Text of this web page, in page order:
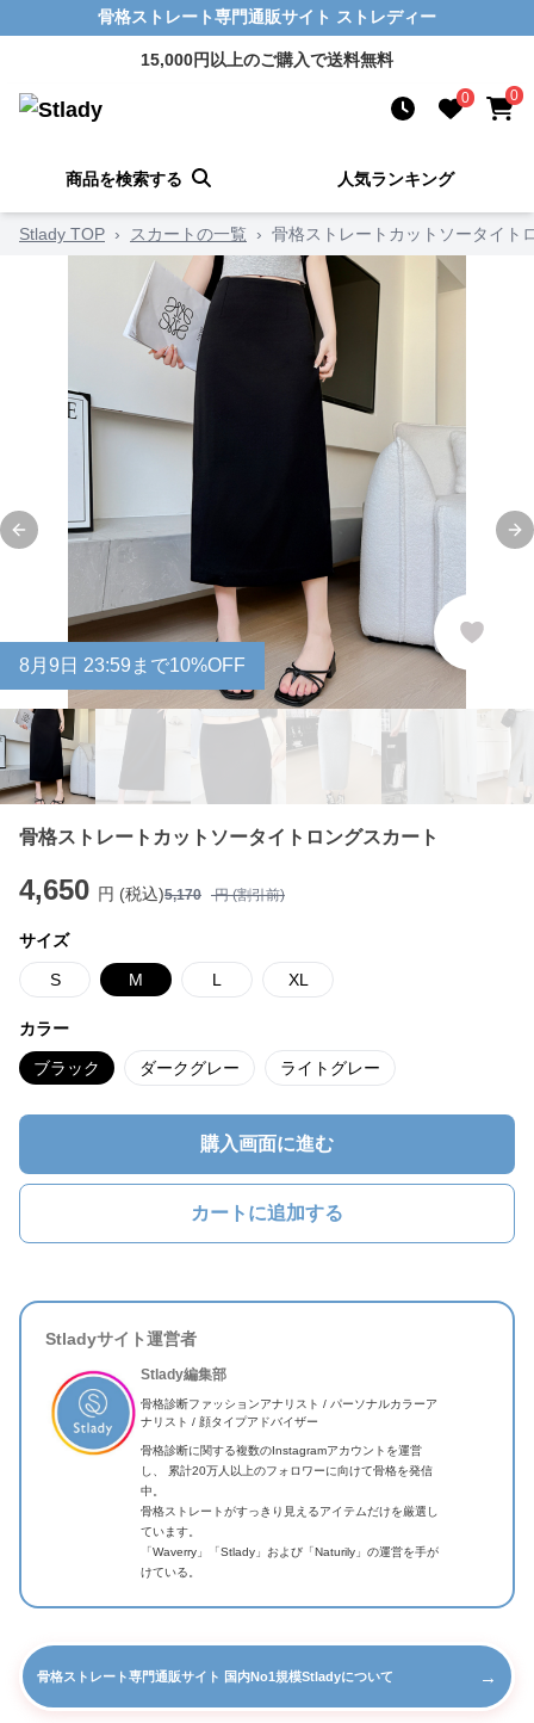
骨格ストレート専門通販サイト ストレディー
15,000円以上のご購入で送料無料
0 0
商品を検索する 人気ランキング
Stlady TOP › スカートの一覧 › 骨格ストレートカットソータイト
Previous slide
8月 9 日 23:59まで10%OFF
骨格ストレートカットソータイトロングスカート
4,650 円 (税込)5,170 円 (割引前)
サイズ
S M L XL
カラー
ブラック ダークグレー ライトグレー
購入画面に進む
カートに追加する
Stladyサイト運営者
Stlady編集部
骨格診断ファッションアナリスト / パーソナルカラーア
ナリスト / 顔タイプアドバイザー
骨格診断に関する複数のInstagramアカウントを運営
し、 累計20万人以上のフォロワーに向けて骨格を発信
中。
骨格ストレートがすっきり見えるアイテムだけを厳選し
ています。
「Waverry」「Stlady」および「Naturily」の運営を手が
けている。
骨格ストレート専門通販サイト 国内No1規模Stladyについて →